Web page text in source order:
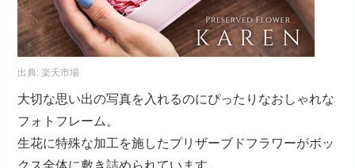
出典:楽天市場
大切な思い出の写真を入れるのにぴったりなおしゃれな
フォトフレーム。
生花に特殊な加工を施したプリザーブドフラワーがボッ